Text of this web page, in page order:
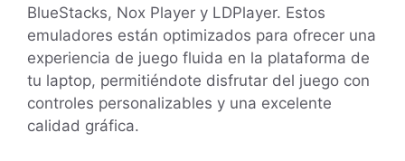
BlueStacks, Nox Player y LDPlayer. Estos
emuladores están optimizados para ofrecer una
experiencia de juego fluida en la plataforma de
tu laptop, permitiéndote disfrutar del juego con
controles personalizables y una excelente
calidad gráfica.